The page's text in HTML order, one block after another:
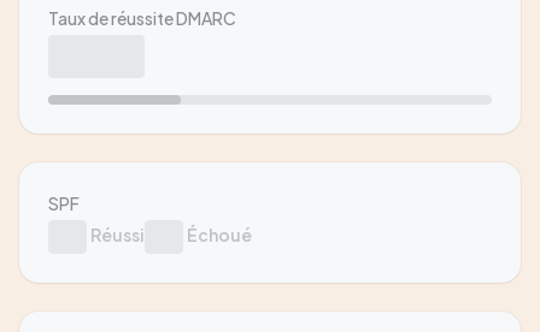
Taux de réussite DMARC
SPF
Réussi
Échoué